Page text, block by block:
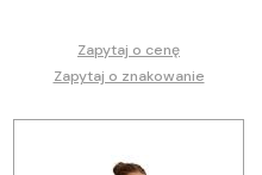
Zapytaj o cenę
Zapytaj o znakowanie